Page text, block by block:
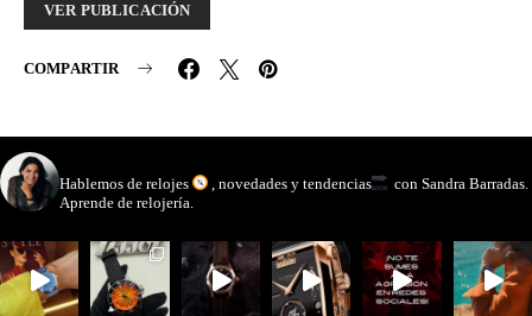
VER PUBLICACIÓN
COMPARTIR
Hablemos de relojes , novedades y tendencias
con Sandra Barradas.
Aprende de relojería.